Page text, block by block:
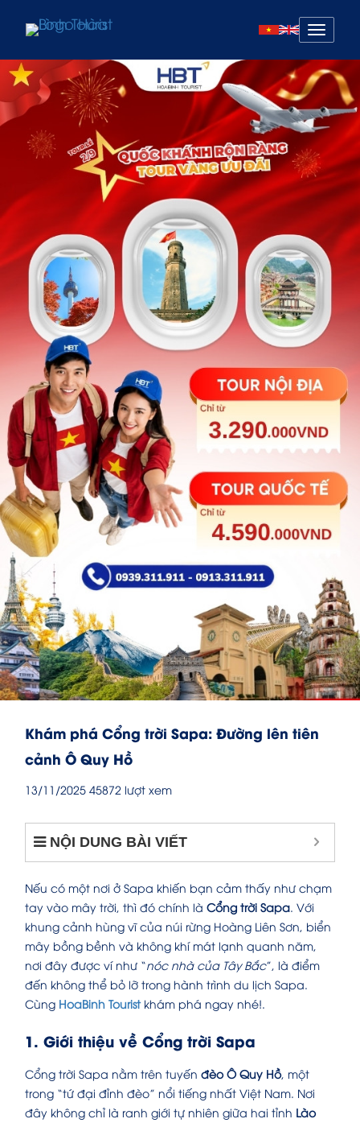
Mở
menu
Khám phá Cổng trời Sapa: Đường lên tiên
cảnh Ô Quy Hồ
13/11/2025 45872 lượt xem
NỘI DUNG BÀI VIẾT
Nếu có một nơi ở Sapa khiến bạn cảm thấy như chạm
tay vào mây trời, thì đó chính là Cổng trời Sapa. Với
khung cảnh hùng vĩ của núi rừng Hoàng Liên Sơn, biển
mây bồng bềnh và không khí mát lạnh quanh năm,
nơi đây được ví như “nóc nhà của Tây Bắc”, là điểm
đến không thể bỏ lỡ trong hành trình du lịch Sapa.
Cùng HoaBinh Touristkhám phá ngay nhé!.
1. Giới thiệu về Cổng trời Sapa
Cổng trời Sapa nằm trên tuyến đèo Ô Quy Hồ, một
trong “tứ đại đỉnh đèo” nổi tiếng nhất Việt Nam. Nơi
đây không chỉ là ranh giới tự nhiên giữa hai tỉnh Lào